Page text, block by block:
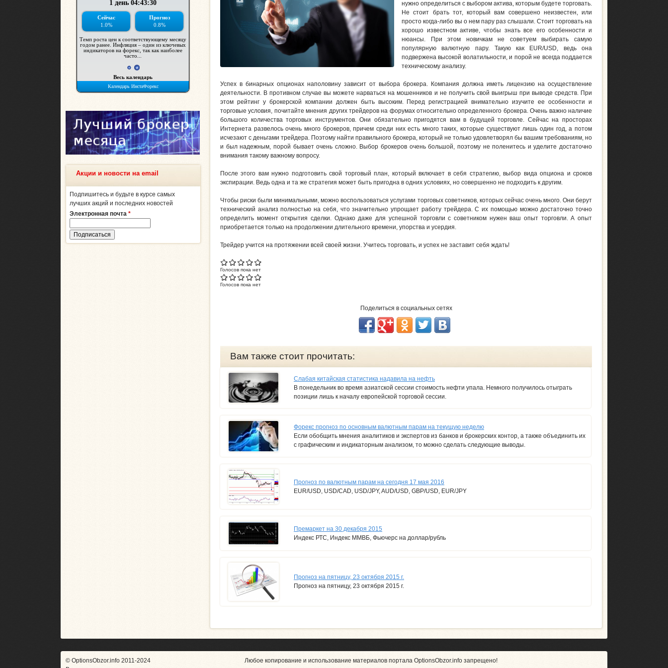
нужно определиться с выбором актива, которым будете торговать.
Не стоит брать тот, который вам совершено неизвестен, или
просто когда-либо вы о нем пару раз слышали. Стоит торговать на
хорошо известном активе, чтобы знать все его особенности и
нюансы. При этом новичкам не советуем выбирать самую
популярную валютную пару. Такую как EUR/USD, ведь она
подвержена высокой волатильности, и порой не всегда поддается
техническому анализу.
Успех в бинарных опционах наполовину зависит от выбора брокера. Компания должна иметь лицензию на осуществление
деятельности. В противном случае вы можете нарваться на мошенников и не получить свой выигрыш при выводе средств. При
этом рейтинг у брокерской компании должен быть высоким. Перед регистрацией внимательно изучите ее особенности и
торговые условия, почитайте мнения других трейдеров на форумах относительно определенного брокера. Очень важно наличие
большого количества торговых инструментов. Они обязательно пригодятся вам в будущей торговле. Сейчас на просторах
Интернета развелось очень много брокеров, причем среди них есть много таких, которые существуют лишь один год, а потом
исчезают с деньгами трейдера. Поэтому найти правильного брокера, который не только удовлетворял бы вашим требованиям, но
и был надежным, порой бывает очень сложно. Выбор брокеров очень большой, поэтому не поленитесь и уделите достаточно
внимания такому важному вопросу.
После этого вам нужно подготовить свой торговый план, который включает в себя стратегию, выбор вида опциона и сроков
экспирации. Ведь одна и та же стратегия может быть пригодна в одних условиях, но совершенно не подходить к другим.
Чтобы риски были минимальными, можно воспользоваться услугами торговых советников, которых сейчас очень много. Они берут
технический анализ полностью на себя, что значительно упрощает работу трейдера. С их помощью можно достаточно точно
определить момент открытия сделки. Однако даже для успешной торговли с советником нужен ваш опыт торговли. А опыт
приобретается только на продолжении длительного времени, упорства и усердия.
Трейдер учится на протяжении всей своей жизни. Учитесь торговать, и успех не заставит себя ждать!
Голосов пока нет
Голосов пока нет
Поделиться в социальных сетях
Вам также стоит прочитать:
Слабая китайская статистика надавила на нефть
В понедельник во время азиатской сессии стоимость нефти упала. Немного получилось отыграть
позиции лишь к началу европейской торговой сессии.
Форекс прогноз по основным валютным парам на текущую неделю
Если обобщить мнения аналитиков и экспертов из банков и брокерских контор, а также объединить их
с графическим и индикаторным анализом, то можно сделать следующие выводы.
Прогноз по валютным парам на сегодня 17 мая 2016
EUR/USD, USD/CAD, USD/JPY, AUD/USD, GBP/USD, EUR/JPY
Премаркет на 30 декабря 2015
Индекс РТС, Индекс ММВБ, Фьючерс на доллар/рубль
Прогноз на пятницу, 23 октября 2015 г.
Прогноз на пятницу, 23 октября 2015 г.
Акции и новости на email
Подпишитесь и будьте в курсе самых
лучших акций и последних новостей
Электронная почта *
© OptionsObzor.info 2011-2024
Любое копирование и использование материалов портала OptionsObzor.info запрещено!